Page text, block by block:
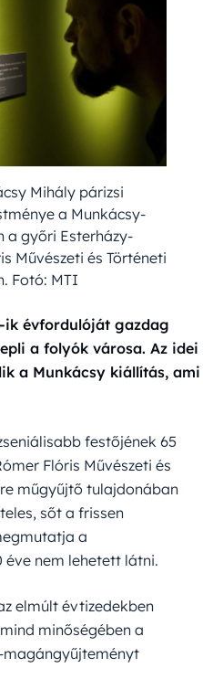
Mihály párizsi
a Munkácsy-
a győri Esterházy-
Művészeti és Történeti
Fotó: MTI
ik évfordulóját gazdag
a folyók városa. Az idei
a Munkácsy kiállítás, ami
festőjének 65
Flóris Művészeti és
műgyűjtő tulajdonában
sőt a frissen
a
éve nem lehetett látni.
elmúlt évtizedekben
minőségében a
magángyűjteményt